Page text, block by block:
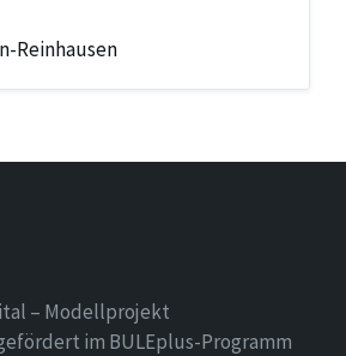
Reinhausen
– Modellprojekt
im BULEplus-Programm